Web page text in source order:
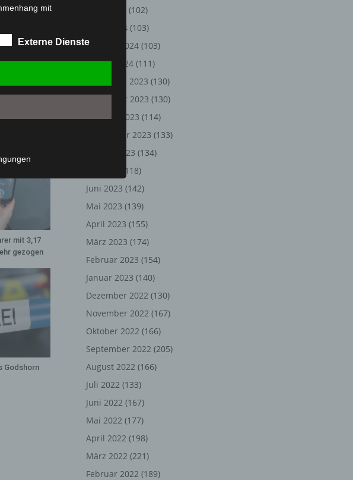
Nächster Artikel
wird ab
2024 digital
mit 3,17
gezogen
Godshorn
(102)
März 2024 (103)
Februar 2024 (103)
Januar 2024 (111)
Dezember 2023 (130)
November 2023 (130)
Oktober 2023 (114)
September 2023 (133)
August 2023 (134)
(118)
Juni 2023 (142)
Mai 2023 (139)
April 2023 (155)
März 2023 (174)
Februar 2023 (154)
Januar 2023 (140)
Dezember 2022 (130)
November 2022 (167)
Oktober 2022 (166)
September 2022 (205)
August 2022 (166)
Juli 2022 (133)
Juni 2022 (167)
Mai 2022 (177)
April 2022 (198)
März 2022 (221)
Februar 2022 (189)
mit
das Auslesen,
Übermittlung, Verbreitung
oder die Verknüpfung,
personenbezogener
Daten verwendet
auf eine natürliche Person
Arbeitsleistung,
Interessen,
dieser natürlichen
Daten in einer
Hinzuziehung
betroffenen Person
Informationen gesondert
Maßnahmen
Daten nicht einer
zugewiesen werden.
ist die natürliche
Stelle, die allein oder
Externe Dienste